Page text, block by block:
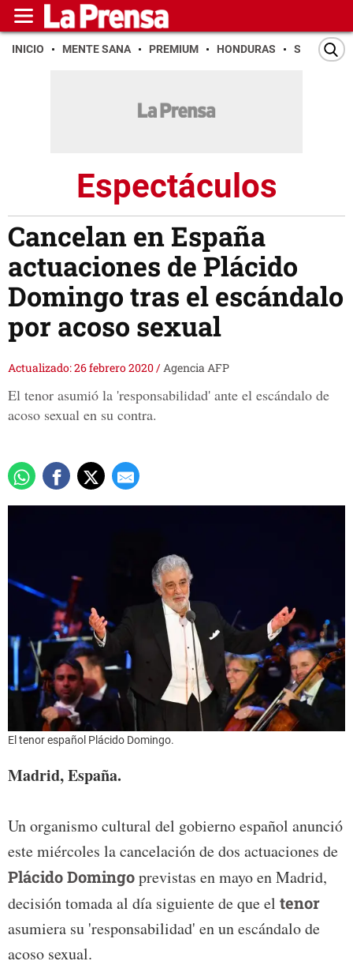
INICIO MENTE SANA PREMIUM HONDURAS SAN PEDRO
Espectáculos
Cancelan en España
actuaciones de Plácido
Domingo tras el escándalo
por acoso sexual
Actualizado: 26 febrero 2020/Agencia AFP
El tenor asumió la 'responsabilidad' ante el escándalo de
acoso sexual en su contra.
El tenor español Plácido Domingo.
Madrid, España.
Un organismo cultural del gobierno español anunció
este miércoles la cancelación de dos actuaciones de
Plácido Domingoprevistas en mayo en Madrid,
decisión tomada al día siguiente de que el tenor
asumiera su 'responsabilidad' en un escándalo de
acoso sexual.